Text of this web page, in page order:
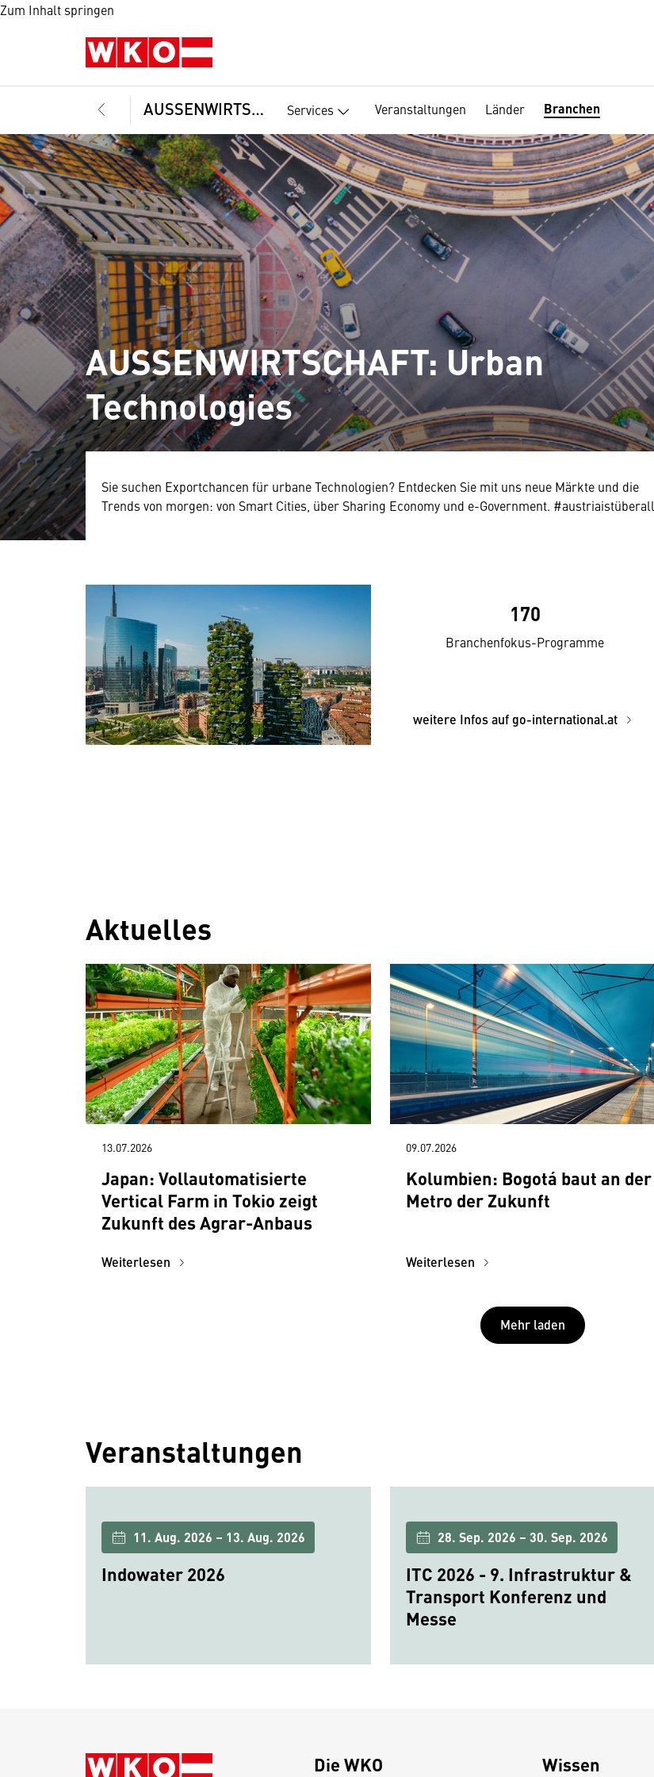
Zum Inhalt springen
AUSSENWIRTSCHAFT Services Veranstaltungen Länder Branchen
AUSSENWIRTSCHAFT: Urban
Technologies
Sie suchen Exportchancen für urbane Technologien? Entdecken Sie mit uns neue Märkte und die
Trends von morgen: von Smart Cities, über Sharing Economy und e-Government. #austriaistüberall
170
Branchenfokus-Programme
weitere Infos auf go-international.at
Aktuelles
13.07.2026
Japan: Vollautomatisierte
Vertical Farm in Tokio zeigt
Zukunft des Agrar-Anbaus
Weiterlesen
09.07.2026
Kolumbien: Bogotá baut an der
Metro der Zukunft
Weiterlesen
Mehr laden
Veranstaltungen
11. Aug. 2026 – 13. Aug. 2026
Indowater 2026
28. Sep. 2026 – 30. Sep. 2026
ITC 2026 - 9. Infrastruktur &
Transport Konferenz und
Messe
Die WKO Wissen